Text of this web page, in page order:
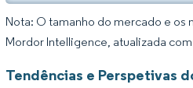
Nota: O tamanho do mercado e
Mordor Intelligence, atualizada
Tendências e Perspetivas